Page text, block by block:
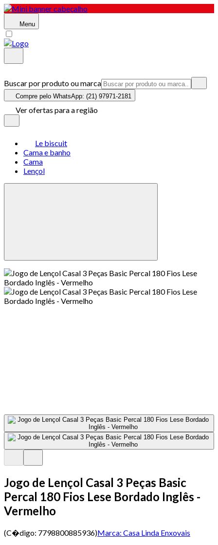
Menu
Buscar por produto ou marca
Compre pelo WhatsApp: (21) 97971-2181
Ver ofertas para a região
Le biscuit
Cama e banho
Cama
Lençol
Jogo de Lençol Casal 3 Peças Basic
Percal 180 Fios Lese Bordado Inglês -
Vermelho
(C�digo: 7798800885936)Marca: Casa Linda Enxovais